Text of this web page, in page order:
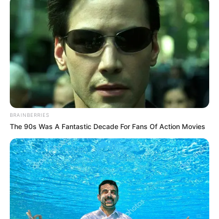
Lea También:Clases en Instituciones Educativas de
Nátaga y Tesalia serán modificadas
De esta manera, una vez los cuatro sospechosos
identifican el puesto de control del ejército se lanzan de la
camioneta e inmediatamentese presenta este combate
de encuentro,en el que los presuntos disidentes
emprenden la huida, logrando obtener la incautación del
material.
“Como resultado tenemos que dentro de la camioneta
abandonada por los sospechosos se encontraban dos
armas cortas, un arma larga,cinco equipos de campaña,
BRAINBERRIES
The 90s Was A Fantastic Decade For Fans Of Action Movies